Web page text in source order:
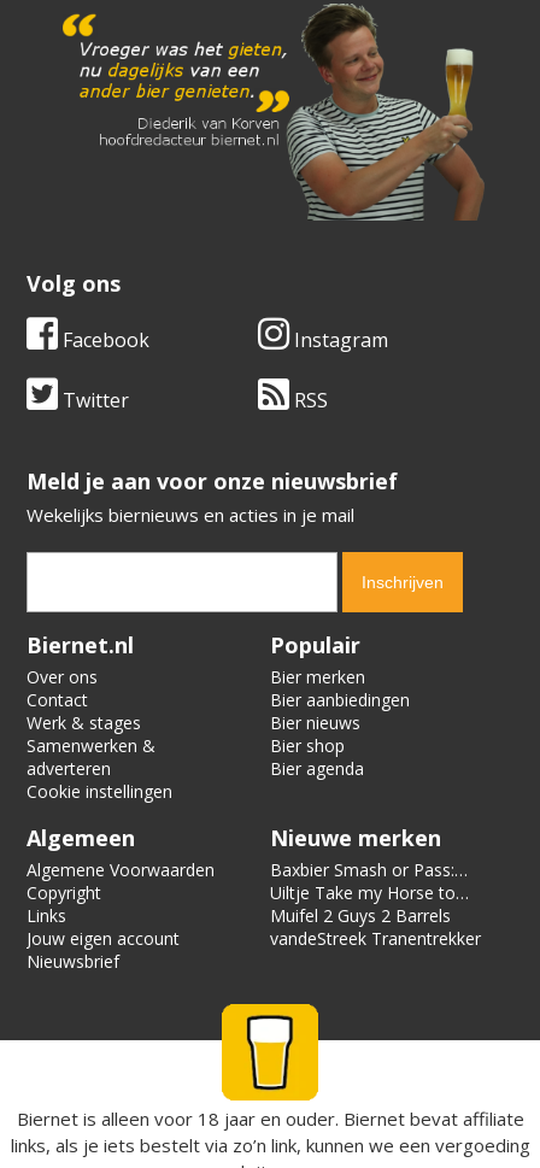
Volg ons
Facebook Instagram
Twitter RSS
​​​​​​​Meld je aan voor onze nieuwsbrief
Wekelijks biernieuws en acties in je mail
Verification code:
Biernet.nl
Over ons
Contact
Werk & stages
Samenwerken &
adverteren
Cookie instellingen
Populair
Bier merken
Bier aanbiedingen
Bier nieuws
Bier shop
Bier agenda
Algemeen
Algemene Voorwaarden
Copyright
Links
Jouw eigen account
Nieuwsbrief
Nieuwe merken
Baxbier Smash or Pass:
Strata
Uiltje Take my Horse to
the Hotel Room
Muifel 2 Guys 2 Barrels
vandeStreek Tranentrekker
Biernet is alleen voor 18 jaar en ouder. Biernet bevat affiliate
links, als je iets bestelt via zo’n link, kunnen we een vergoeding